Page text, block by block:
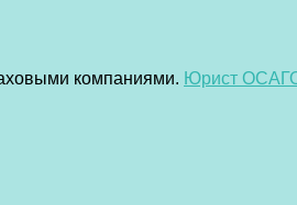
компаниями. Юрист